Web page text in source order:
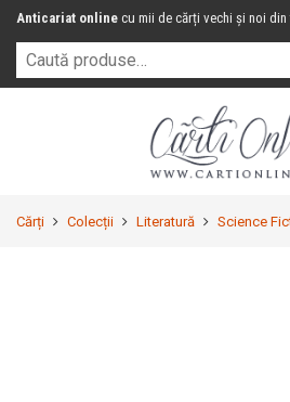
Anticariat online cu mii de cărți vechi și noi
Cărți Colecții Literatură Science